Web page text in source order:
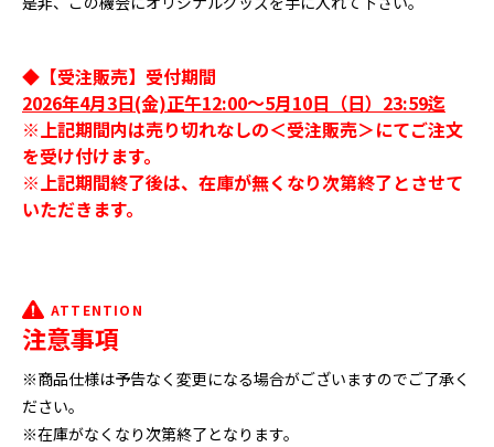
◆【受注販売】受付期間
2026年4月3日(金)正午12:00～5月10日（日）23:59迄
※上記期間内は売り切れなしの＜受注販売＞にてご注文
を受け付けます。
※上記期間終了後は、在庫が無くなり次第終了とさせて
いただきます。
ATTENTION
注意事項
※商品仕様は予告なく変更になる場合がございますのでご了承く
ださい。
※在庫がなくなり次第終了となります。